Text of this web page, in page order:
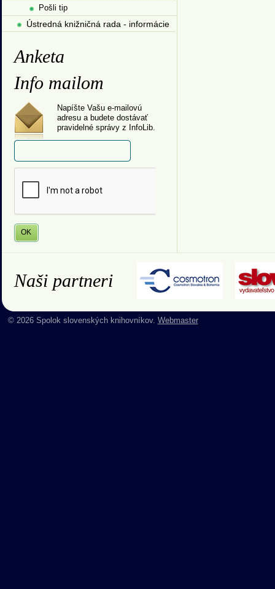
Pošli tip
Ústredná knižničná rada - informácie
Anketa
Info mailom
Napíšte Vašu e-mailovú
adresu a budete dostávať
pravidelné správy z InfoLib.
Naši partneri
© 2026 Spolok slovenských knihovníkov. Webmaster